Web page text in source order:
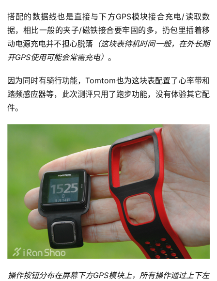
搭配的数据线也是直接与下方GPS模块接合充电/读取数
据，相比一般的夹子/磁铁接合要牢固的多，扔包里插着移
动电源充电并不担心脱落（这块表待机时间一般，在外长期
开GPS使用可能会常需充电） 。
因为同时有骑行功能，Tomtom也为这块表配置了心率带和
踏频感应器等，此次测评只用了跑步功能，没有体验其它配
件。
操作按钮分布在屏幕下方GPS模块上，所有操作通过上下左